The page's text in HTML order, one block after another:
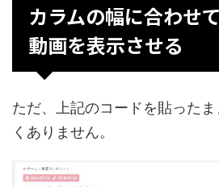
カラムの幅に合わせ
動画を表示させる
ただ、上記のコードを貼った
くありません。